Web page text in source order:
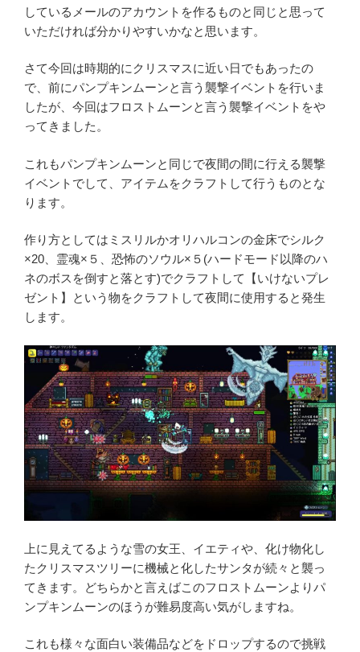
しているメールのアカウントを作るものと同じと思って
いただければ分かりやすいかなと思います。
さて今回は時期的にクリスマスに近い日でもあったの
で、前にパンプキンムーンと言う襲撃イベントを行いま
したが、今回はフロストムーンと言う襲撃イベントをや
ってきました。
これもパンプキンムーンと同じで夜間の間に行える襲撃
イベントでして、アイテムをクラフトして行うものとな
ります。
作り方としてはミスリルかオリハルコンの金床でシルク
×20、霊魂×５、恐怖のソウル×５(ハードモード以降のハ
ネのボスを倒すと落とす)でクラフトして【いけないプレ
ゼント】という物をクラフトして夜間に使用すると発生
します。
上に見えてるような雪の女王、イエティや、化け物化し
たクリスマスツリーに機械と化したサンタが続々と襲っ
てきます。どちらかと言えばこのフロストムーンよりパ
ンプキンムーンのほうが難易度高い気がしますね。
これも様々な面白い装備品などをドロップするので挑戦